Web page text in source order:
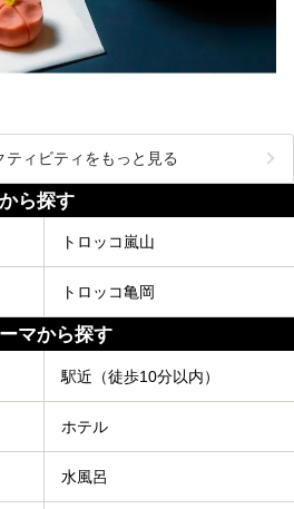
ティビティをもっと見る
ら探す
トロッコ嵐山
トロッコ亀岡
マから探す
駅近（徒歩10分以内）
ホテル
水風呂